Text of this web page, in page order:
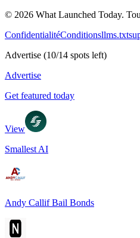
© 2026 What Launched Today.
ConfidentialitéConditionsllms.txt
Advertise (10/14 spots left)
Advertise
Get featured today
View
Smallest AI
Andy Callif Bail Bonds